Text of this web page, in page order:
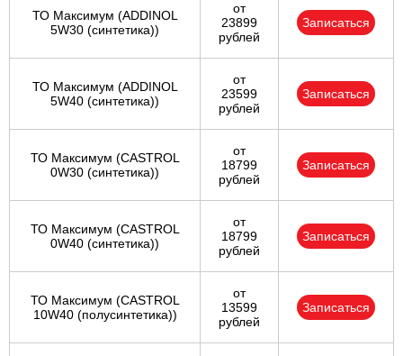
ТО Максимум (ADDINOL
5W30 (синтетика))
от
23899
рублей
Записаться
ТО Максимум (ADDINOL
5W40 (синтетика))
от
23599
рублей
Записаться
ТО Максимум (CASTROL
0W30 (синтетика))
от
18799
рублей
Записаться
ТО Максимум (CASTROL
0W40 (синтетика))
от
18799
рублей
Записаться
ТО Максимум (CASTROL
10W40 (полусинтетика))
от
13599
рублей
Записаться